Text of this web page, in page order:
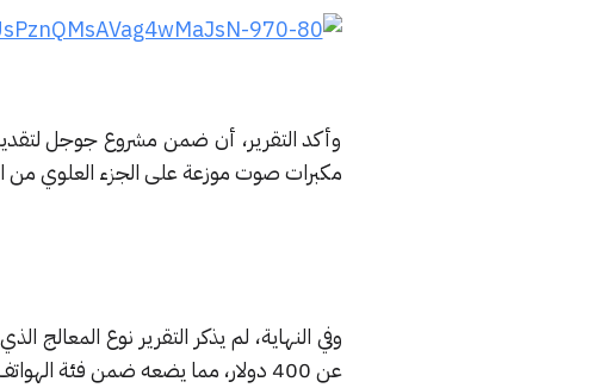
وأكد التقرير، أن ضمن مشروع جوجل
مكبرات صوت موزعة على الجزء العلوي
وفي النهاية، لم يذكر التقرير نوع
عن 400 دولار، مما يضعه ضمن فئة الهواتف المتوسطة.